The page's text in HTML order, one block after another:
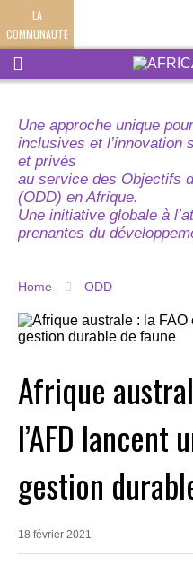
LA
COMMUNAUTE
Une approche unique
inclusives et l’innovation
et privés
au service des Objectifs
(ODD) en Afrique.
Une initiative globale à
prenantes du
Home ODD
Afrique
l’AFD lancent
gestion
18 février 2021